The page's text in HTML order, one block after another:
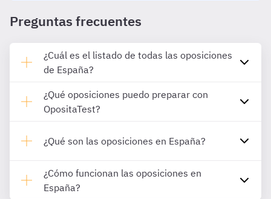
Preguntas frecuentes
¿Cuál es el listado de todas las oposiciones
de España?
¿Qué oposiciones puedo preparar con
OpositaTest?
¿Qué son las oposiciones en España?
¿Cómo funcionan las oposiciones en
España?